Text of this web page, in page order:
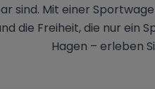
sind. Mit einer
die Freiheit, die nur ein
Hagen – erleben